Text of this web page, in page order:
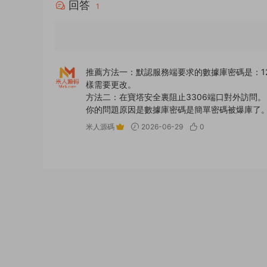
回答 1
推薦方法一：默認服務端要求的數據庫密碼是
樣需要更改。
方法二：在寶塔安全裏阻止3306端口對外訪問。
你的問題原因是數據庫密碼是簡單密碼被爆庫了
米人源碼 2026-06-29 0